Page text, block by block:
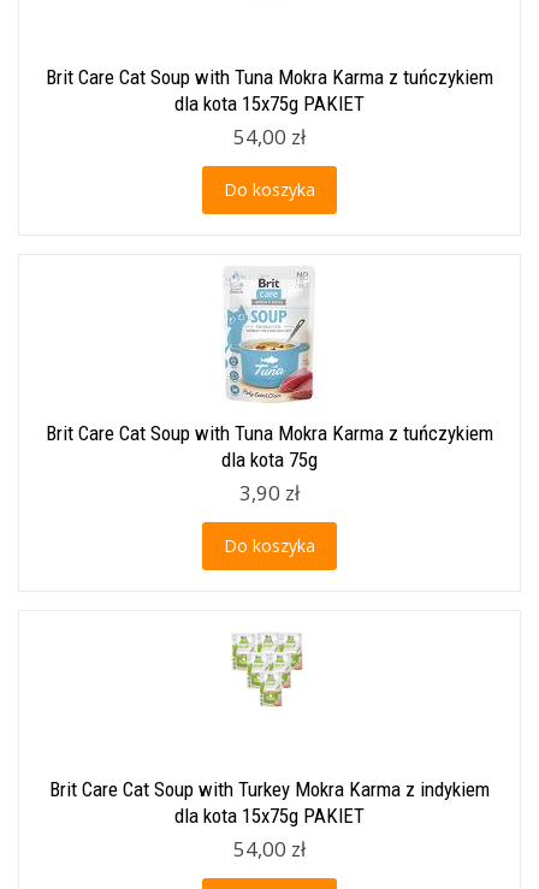
Brit Care Cat Soup with Tuna Mokra Karma z tuńczykiem
dla kota 15x75g PAKIET
54,00 zł
Do koszyka
Brit Care Cat Soup with Tuna Mokra Karma z tuńczykiem
dla kota 75g
3,90 zł
Do koszyka
Brit Care Cat Soup with Turkey Mokra Karma z indykiem
dla kota 15x75g PAKIET
54,00 zł